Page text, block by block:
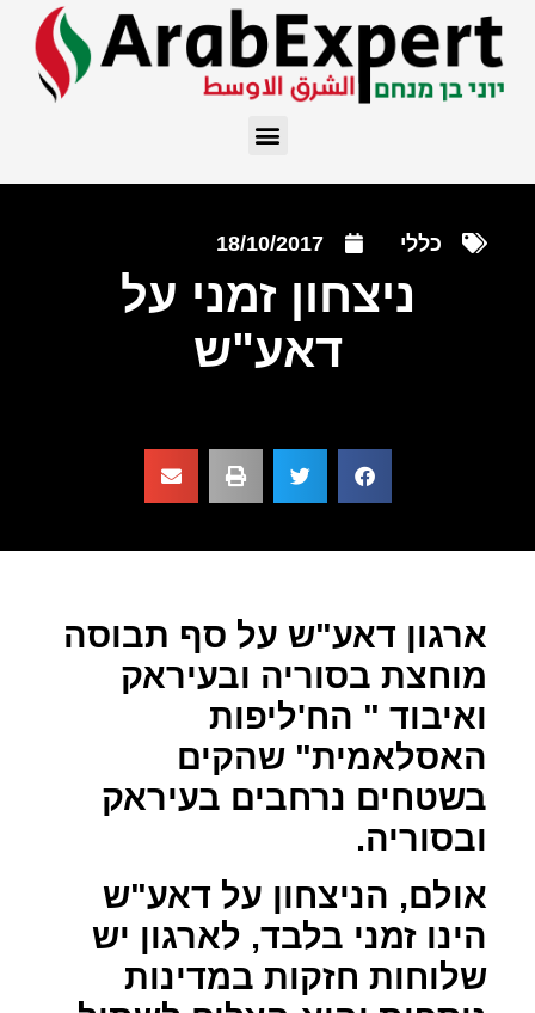
כללי 18/10/2017
ניצחון זמני על
דאע"ש
ארגון דאע"ש על סף תבוסה
מוחצת בסוריה ובעיראק
ואיבוד " הח'ליפות
האסלאמית" שהקים
בשטחים נרחבים בעיראק
ובסוריה.
אולם, הניצחון על דאע"ש
הינו זמני בלבד, לארגון יש
שלוחות חזקות במדינות